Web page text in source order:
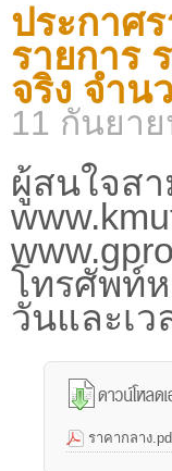
ประกาศ
รายการ
จริง จำน
11 กันยา
ผู้สนใจส
โทรศัพท์ห
วันและเว
ราคากลาง